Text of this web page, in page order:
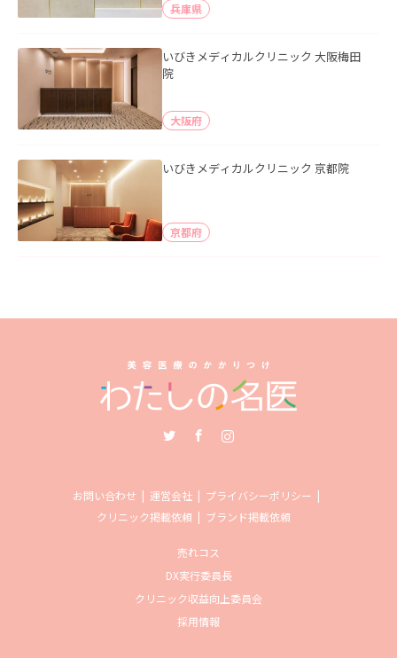
兵庫県
いびきメディカルクリニック 大阪梅田
院
大阪府
いびきメディカルクリニック 京都院
京都府
お問い合わせ 運営会社
プライバシーポリシー
クリニック掲載依頼
ブランド掲載依頼
売れコス
DX実行委員長
クリニック収益向上委員会
採用情報